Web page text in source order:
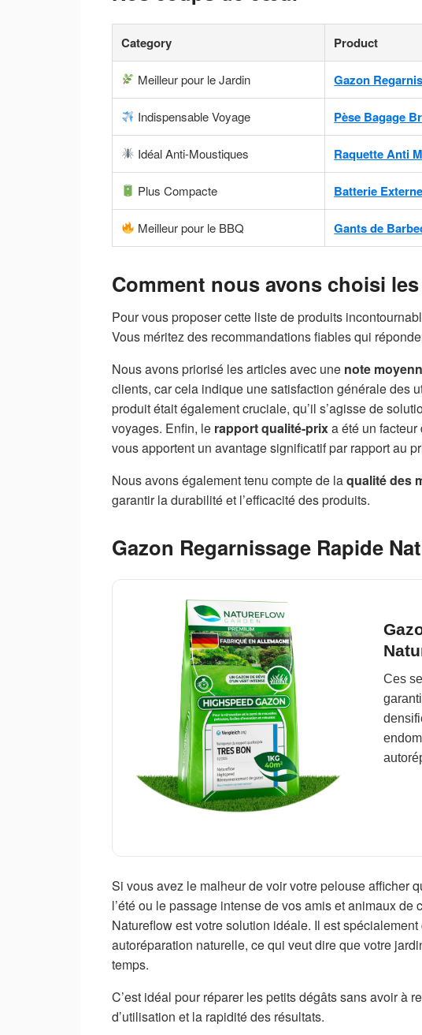
Category Product
Meilleur pour le Jardin Gazon
Indispensable Voyage Pèse Bagage
Idéal Anti-Moustiques Raquette Anti
Plus Compacte Batterie
Meilleur pour le BBQ Gants de
Comment nous avons choisi
Pour vous proposer cette liste de produits
Vous méritez des recommandations fiables qui
Nous avons priorisé les articles avec une note
clients, car cela indique une satisfaction générale des
produit était également cruciale, qu’il s’agisse de
voyages. Enfin, le rapport qualité-prixa été un
vous apportent un avantage significatif par rapport au
Nous avons également tenu compte de laqualité des
garantir la durabilité et l’efficacité des produits.
Gazon Regarnissage Rapide
Ces
Si vous avez le malheur de voir votre pelouse afficher
l’été ou le passage intense de vos amis et animaux
Natureflow est votre solution idéale. Il est
autoréparation naturelle, ce qui veut dire que votre
temps.
C’est idéal pour réparer les petits dégâts sans avoir à
d’utilisation et la rapidité des résultats.